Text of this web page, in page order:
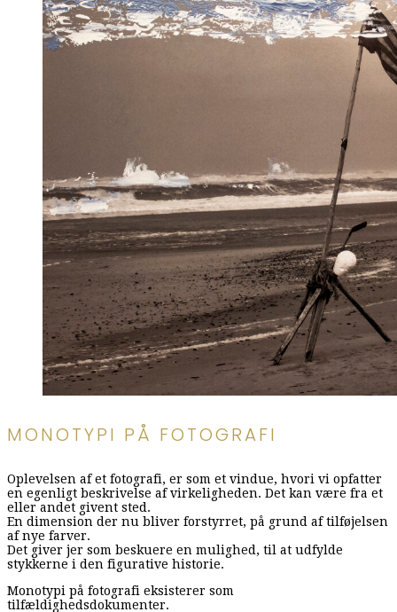
MONOTYPI PÅ FOTOGRAFI
Oplevelsen af et fotografi, er som et vindue, hvori vi opfatter
en egenligt beskrivelse af virkeligheden. Det kan være fra et
eller andet givent sted.
En dimension der nu bliver forstyrret, på grund af tilføjelsen
af nye farver.
Det giver jer som beskuere en mulighed, til at udfylde
stykkerne i den figurative historie.
Monotypi på fotografi eksisterer som
tilfældighedsdokumenter.